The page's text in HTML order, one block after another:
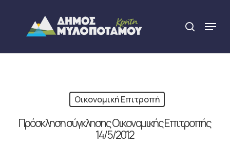
content
search
Menu
Οικονομική Επιτροπή
Πρόσκληση σύγκλησης Οικονομικής Επιτροπής
14/5/2012
Close